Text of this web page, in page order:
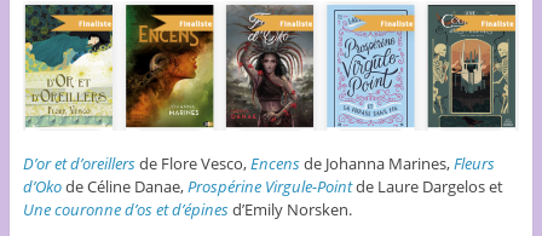
D’or et d’oreillersde Flore Vesco,Encensde Johanna Marines,Fleurs
d’Okode Céline Danae,Prospérine Virgule-Pointde Laure Dargelos et
Une couronne d’os et d’épinesd’Emily Norsken.